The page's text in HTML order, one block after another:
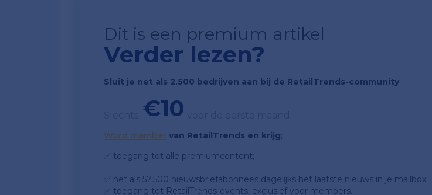
Dit is een premium artikel
Verder lezen?
Sluit je net als 2.500 bedrijven aan bij de RetailTrends-community
€10
Word member van RetailTrends en krijg;
✅ toegang tot alle premiumcontent;
✅ net als 57.500 nieuwsbriefabonnees dagelijks het laatste nieuws in je mailbox;
✅ toegang tot RetailTrends-events, exclusief voor members.